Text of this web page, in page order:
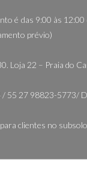
é das 9:00 às
prévio)
Loja 22 – Praia do
55 27 98823-5773/
clientes no subsolo